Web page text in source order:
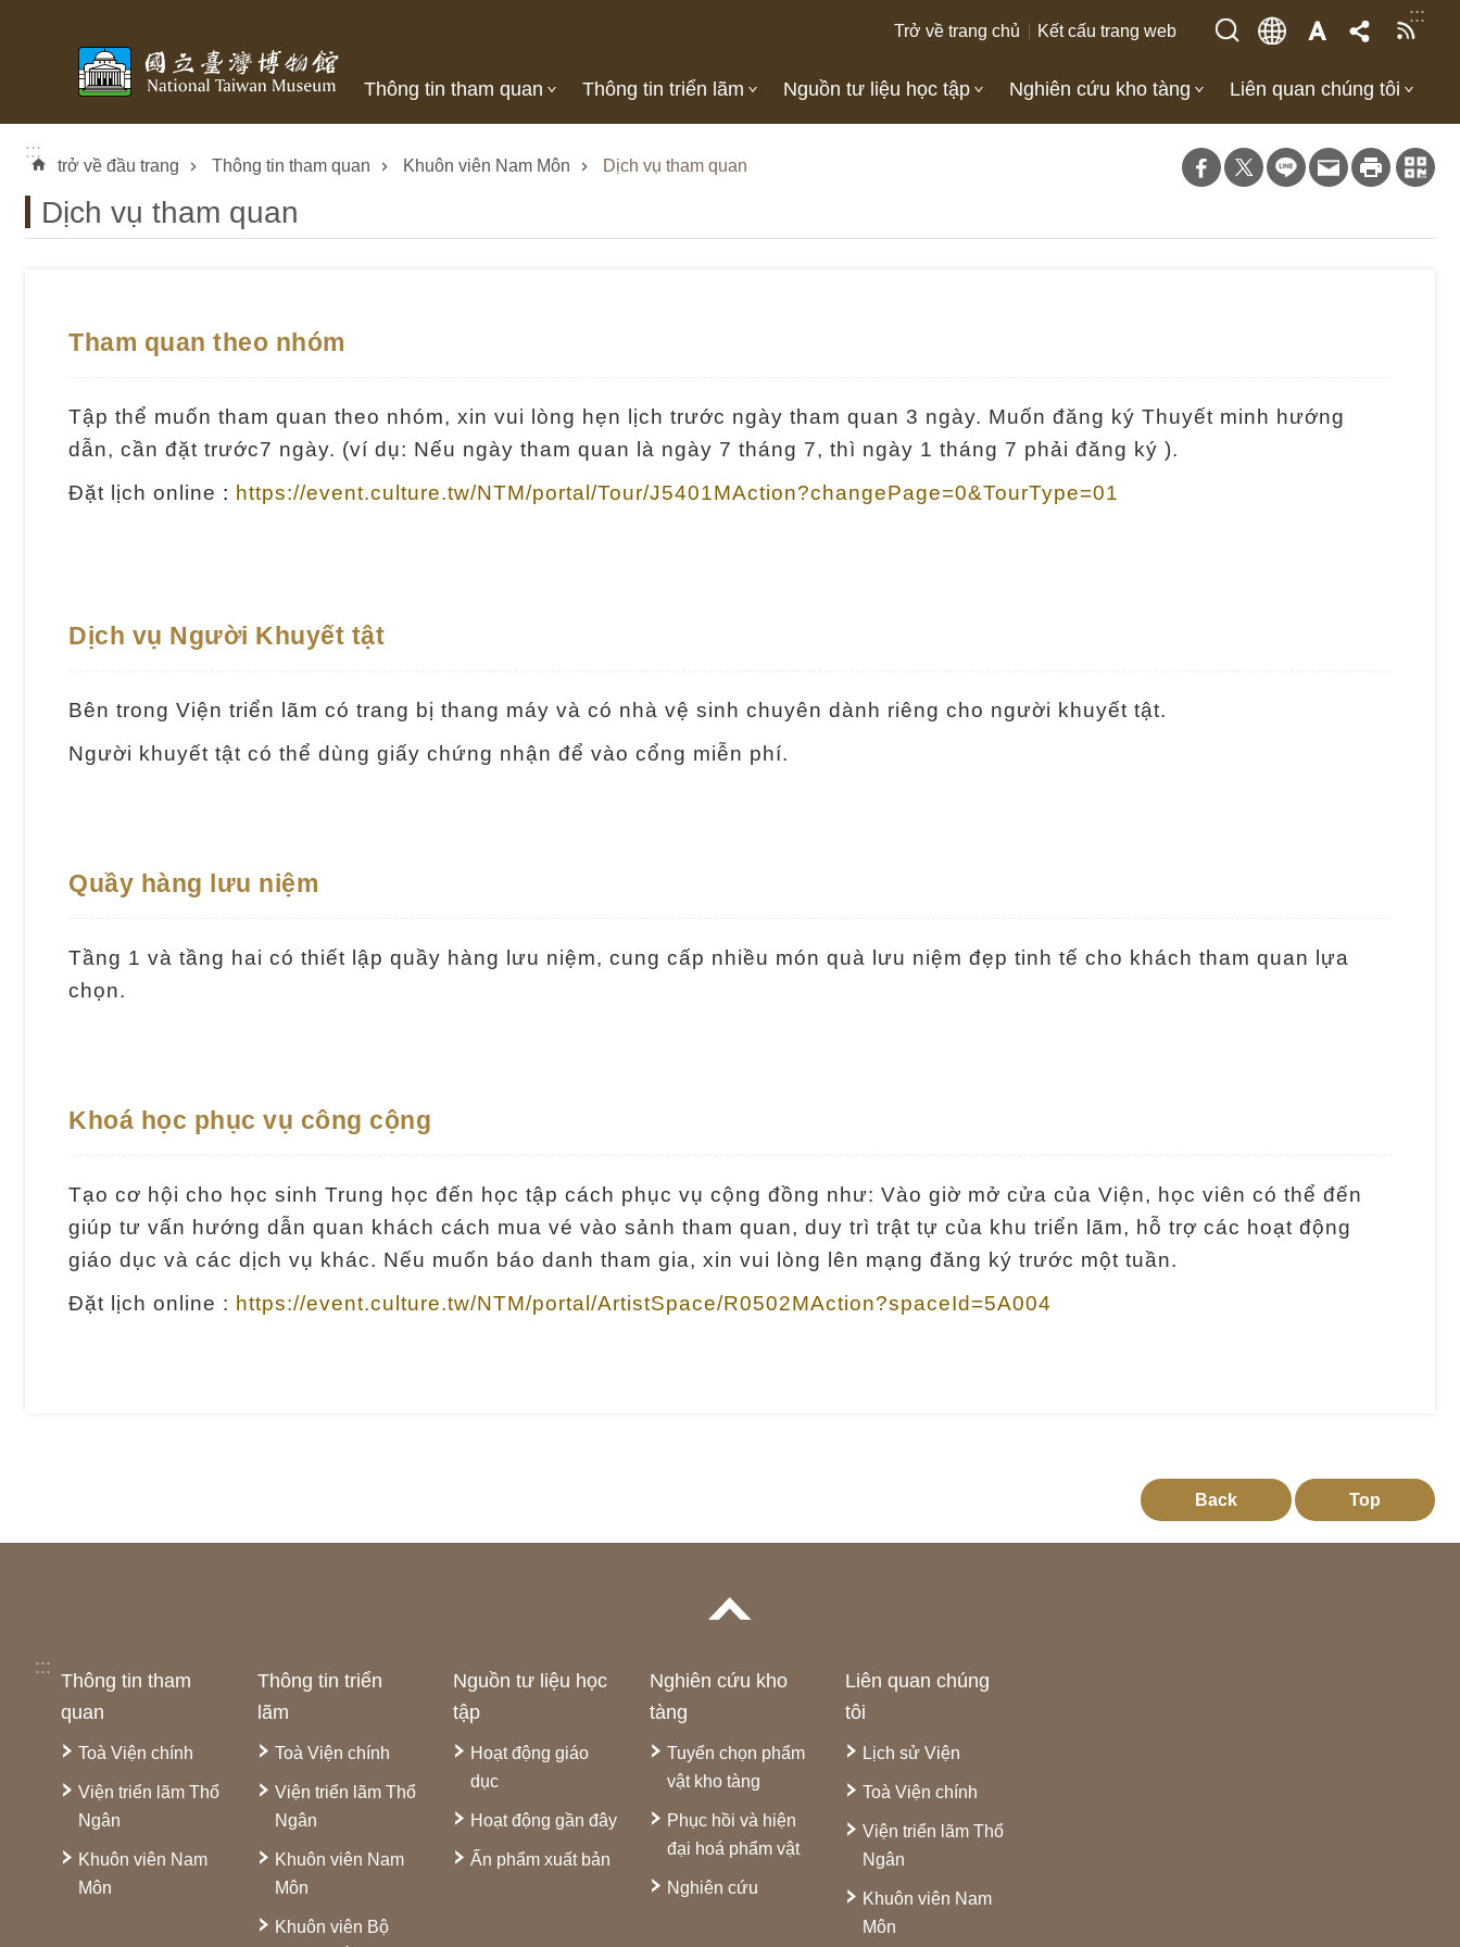
:::
Trở về trang chủ Kết cấu trang web
Thông tin tham quan Thông tin triển lãm Nguồn tư liệu học tập Nghiên cứu kho tàng Liên quan chúng tôi
:::
trở về đầu trang Thông tin tham quan Khuôn viên Nam Môn Dịch vụ tham quan
Dịch vụ tham quan
Tham quan theo nhóm
Tập thể muốn tham quan theo nhóm, xin vui lòng hẹn lịch trước ngày tham quan 3 ngày. Muốn đăng ký Thuyết minh hướng
dẫn, cần đặt trước7 ngày. (ví dụ: Nếu ngày tham quan là ngày 7 tháng 7, thì ngày 1 tháng 7 phải đăng ký ).
Đặt lịch online : https://event.culture.tw/NTM/portal/Tour/J5401MAction?changePage=0&TourType=01
Dịch vụ Người Khuyết tật
Bên trong Viện triển lãm có trang bị thang máy và có nhà vệ sinh chuyên dành riêng cho người khuyết tật.
Người khuyết tật có thể dùng giấy chứng nhận để vào cổng miễn phí.
Quầy hàng lưu niệm
Tầng 1 và tầng hai có thiết lập quầy hàng lưu niệm, cung cấp nhiều món quà lưu niệm đẹp tinh tế cho khách tham quan lựa
chọn.
Khoá học phục vụ công cộng
Tạo cơ hội cho học sinh Trung học đến học tập cách phục vụ cộng đồng như: Vào giờ mở cửa của Viện, học viên có thể đến
giúp tư vấn hướng dẫn quan khách cách mua vé vào sảnh tham quan, duy trì trật tự của khu triển lãm, hỗ trợ các hoạt động
giáo dục và các dịch vụ khác. Nếu muốn báo danh tham gia, xin vui lòng lên mạng đăng ký trước một tuần.
Đặt lịch online : https://event.culture.tw/NTM/portal/ArtistSpace/R0502MAction?spaceId=5A004
Back Top
:::
Thông tin tham
quan
Toà Viện chính
Viện triển lãm Thổ
Ngân
Khuôn viên Nam
Môn
Thông tin triển
lãm
Toà Viện chính
Viện triển lãm Thổ
Ngân
Khuôn viên Nam
Môn
Khuôn viên Bộ
Nguồn tư liệu học
tập
Hoạt động giáo
dục
Hoạt động gần đây
Ấn phẩm xuất bản
Nghiên cứu kho
tàng
Tuyển chọn phẩm
vật kho tàng
Phục hồi và hiện
đại hoá phẩm vật
Nghiên cứu
Liên quan chúng
tôi
Lịch sử Viện
Toà Viện chính
Viện triển lãm Thổ
Ngân
Khuôn viên Nam
Môn